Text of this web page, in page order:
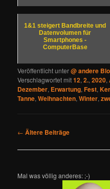
1&1 steigert Bandbreite und
Datenvolumen für
Smartphones -
ComputerBase
Veröffentlicht unter@ andere
Verschlagwortet mit12,2.,2020,
Dezember, Erwartung,Fest,
Tanne,Weihnachten,Winter,
Beitragsnavigation
← Ältere Beiträge
Mal was völlig anderes: ;-)